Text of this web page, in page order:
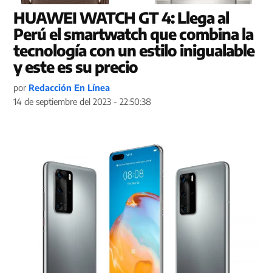
HUAWEI WATCH GT 4: Llega al
Perú el smartwatch que combina la
tecnología con un estilo inigualable
y este es su precio
por Redacción En Línea
14 de septiembre del 2023 - 22:50:38